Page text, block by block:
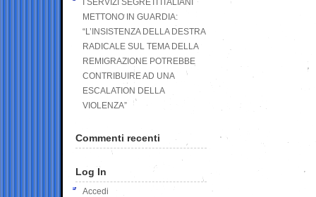
I SERVIZI SEGRETI ITALIANI
METTONO IN GUARDIA:
“L’INSISTENZA DELLA DESTRA
RADICALE SUL TEMA DELLA
REMIGRAZIONE POTREBBE
CONTRIBUIRE AD UNA
ESCALATION DELLA
VIOLENZA”
Commenti recenti
Log In
Accedi